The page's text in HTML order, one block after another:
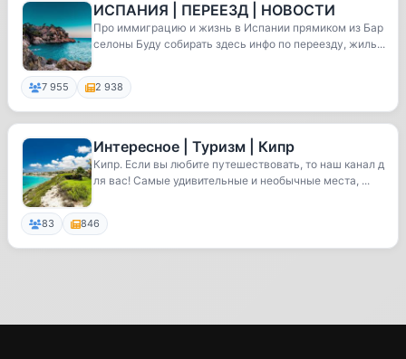
ИСПАНИЯ | ПЕРЕЕЗД | НОВОСТИ
Про иммиграцию и жизнь в Испании прямиком из Бар
селоны Буду собирать здесь инфо по переезду, жиль...
7 955 2 938
Интересное | Туризм | Кипр
Кипр. Если вы любите путешествовать, то наш канал д
ля вас! Самые удивительные и необычные места, ...
83 846